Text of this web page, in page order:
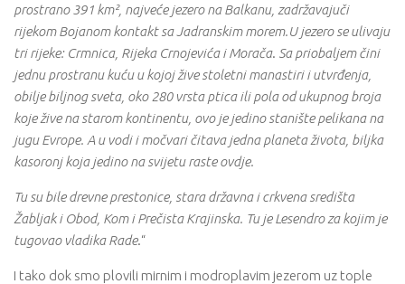
prostrano 391 km², najveće jezero na Balkanu, zadržavajuči
rijekom Bojanom kontakt sa Jadranskim morem.U jezero se ulivaju
tri rijeke: Crmnica, Rijeka Crnojevića i Morača. Sa priobaljem čini
jednu prostranu kuću u kojoj žive stoletni manastiri i utvrđenja,
obilje biljnog sveta, oko 280 vrsta ptica ili pola od ukupnog broja
koje žive na starom kontinentu, ovo je jedino stanište pelikana na
jugu Evrope. A u vodi i močvari čitava jedna planeta života, biljka
kasoronj koja jedino na svijetu raste ovdje.
Tu su bile drevne prestonice, stara državna i crkvena središta
Žabljak i Obod, Kom i Prečista Krajinska. Tu je Lesendro za kojim je
tugovao vladika Rade.“
I tako dok smo plovili mirnim i modroplavim jezerom uz tople